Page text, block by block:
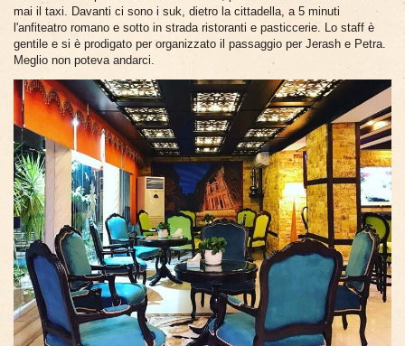
mai il taxi. Davanti ci sono i suk, dietro la cittadella, a 5 minuti
l'anfiteatro romano e sotto in strada ristoranti e pasticcerie. Lo staff è
gentile e si è prodigato per organizzato il passaggio per Jerash e Petra.
Meglio non poteva andarci.